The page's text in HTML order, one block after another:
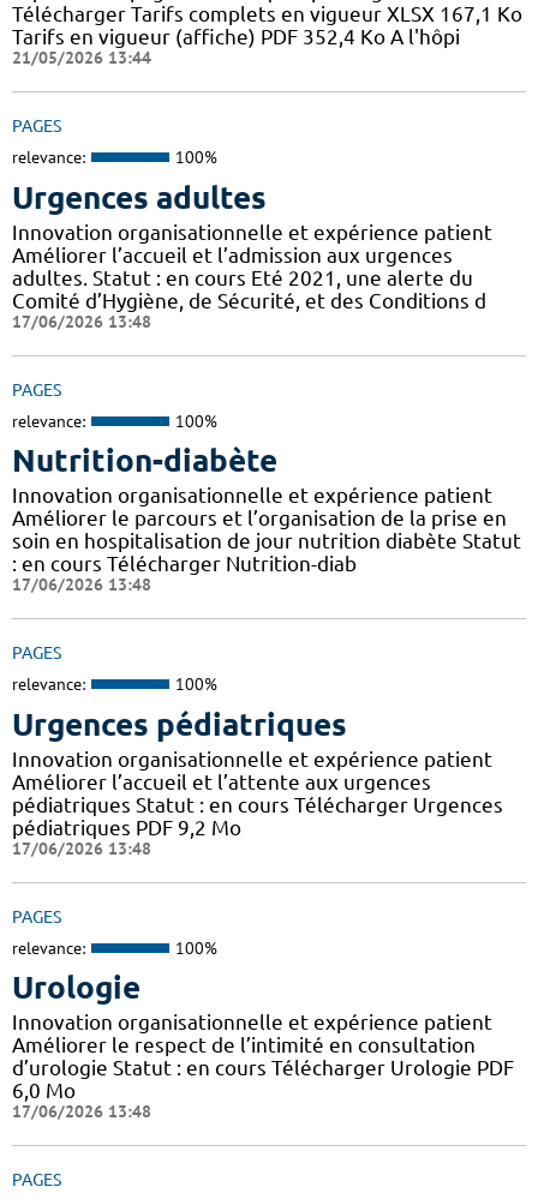
Télécharger Tarifs complets en vigueur XLSX 167,1 Ko
Tarifs en vigueur (affiche) PDF 352,4 Ko A l'hôpi
21/05/2026 13:44
PAGES
relevance: 100%
Urgences adultes
Innovation organisationnelle et expérience patient
Améliorer l’accueil et l’admission aux urgences
adultes. Statut : en cours Eté 2021, une alerte du
Comité d’Hygiène, de Sécurité, et des Conditions d
17/06/2026 13:48
PAGES
relevance: 100%
Nutrition-diabète
Innovation organisationnelle et expérience patient
Améliorer le parcours et l’organisation de la prise en
soin en hospitalisation de jour nutrition diabète Statut
: en cours Télécharger Nutrition-diab
17/06/2026 13:48
PAGES
relevance: 100%
Urgences pédiatriques
Innovation organisationnelle et expérience patient
Améliorer l’accueil et l’attente aux urgences
pédiatriques Statut : en cours Télécharger Urgences
pédiatriques PDF 9,2 Mo
17/06/2026 13:48
PAGES
relevance: 100%
Urologie
Innovation organisationnelle et expérience patient
Améliorer le respect de l’intimité en consultation
d’urologie Statut : en cours Télécharger Urologie PDF
6,0 Mo
17/06/2026 13:48
PAGES